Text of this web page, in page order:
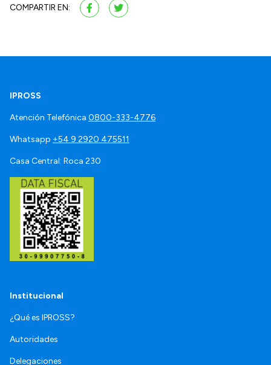
COMPARTIR EN:
IPROSS
Atención Telefónica 0800-333-4776
Whatsapp +54 9 2920 475511
Casa Central: Roca 230
Institucional
¿Qué es IPROSS?
Autoridades
Delegaciones